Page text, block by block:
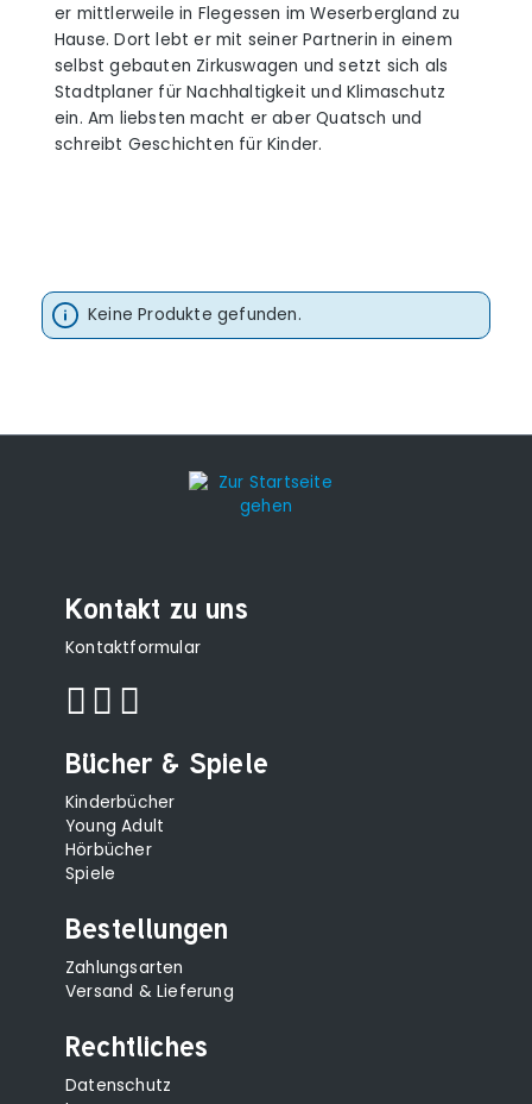
er mittlerweile in Flegessen im Weserbergland zu
Hause. Dort lebt er mit seiner Partnerin in einem
selbst gebauten Zirkuswagen und setzt sich als
Stadtplaner für Nachhaltigkeit und Klimaschutz
ein. Am liebsten macht er aber Quatsch und
schreibt Geschichten für Kinder.
Keine Produkte gefunden.
Kontakt zu uns
Kontaktformular
Bücher & Spiele
Kinderbücher
Young Adult
Hörbücher
Spiele
Bestellungen
Zahlungsarten
Versand & Lieferung
Rechtliches
Datenschutz